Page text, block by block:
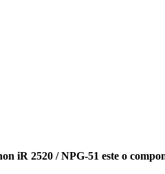
2520 / NPG-51 este o